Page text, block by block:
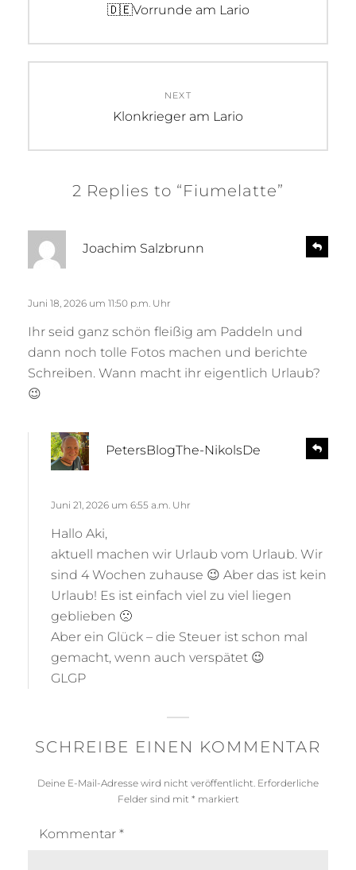
Previous
🇩🇪Vorrunde am Lario
NEXT
Next
Klonkrieger am Lario
2 Replies to “Fiumelatte”
Joachim Salzbrunn
Juni 18, 2026 um 11:50 p.m. Uhr
Ihr seid ganz schön fleißig am Paddeln und
dann noch tolle Fotos machen und berichte
Schreiben. Wann macht ihr eigentlich Urlaub?
😉
e
PetersBlogThe-NikolsDe
Juni 21, 2026 um 6:55 a.m. Uhr
Hallo Aki,
aktuell machen wir Urlaub vom Urlaub. Wir
sind 4 Wochen zuhause 😉 Aber das ist kein
Urlaub! Es ist einfach viel zu viel liegen
geblieben 🙁
Aber ein Glück – die Steuer ist schon mal
gemacht, wenn auch verspätet 😉
GLGP
e
SCHREIBE EINEN KOMMENTAR
Deine E-Mail-Adresse wird nicht veröffentlicht. Erforderliche
Felder sind mit * markiert
Kommentar *